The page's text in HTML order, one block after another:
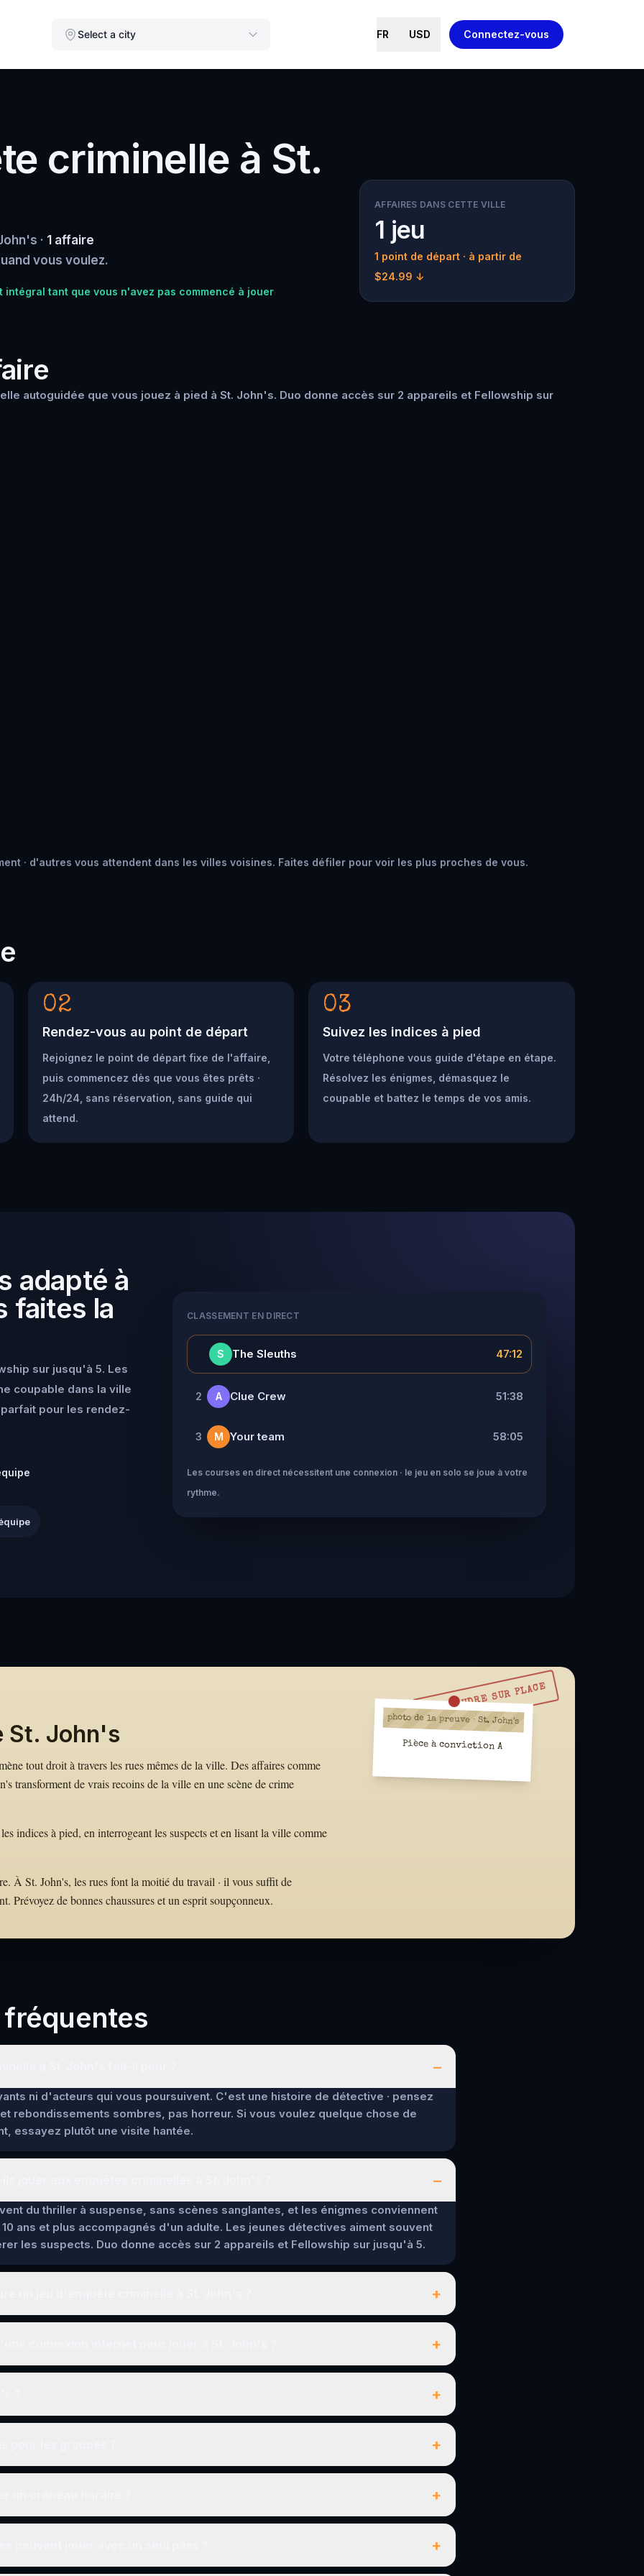
Select a city FR USD Connectez-vous
criminelle à St.
· 1 affaire
vous voulez.
intégral tant que vous n'avez pas commencé à jouer
AFFAIRES DANS CETTE VILLE
1 jeu
1 point de départ · à partir de
$24.99 ↓
autoguidée que vous jouez à pied à St. John's. Duo donne accès sur 2 appareils et Fellowship sur
· d'autres vous attendent dans les villes voisines. Faites défiler pour voir les plus proches de vous.
02
Rendez-vous au point de départ
Rejoignez le point de départ fixe de l'affaire,
puis commencez dès que vous êtes prêts ·
24h/24, sans réservation, sans guide qui
attend.
03
Suivez les indices à pied
Votre téléphone vous guide d'étape en étape.
Résolvez les énigmes, démasquez le
coupable et battez le temps de vos amis.
adapté à
faites la
sur jusqu'à 5. Les
coupable dans la ville
pour les rendez-
CLASSEMENT EN DIRECT
S The Sleuths 47:12
2 A Clue Crew 51:38
3 M Your team 58:05
Les courses en direct nécessitent une connexion · le jeu en solo se joue à votre
rythme.
À RÉSOUDRE SUR PLACE
St. John's
tout droit à travers les rues mêmes de la ville. Des affaires comme
transforment de vrais recoins de la ville en une scène de crime
indices à pied, en interrogeant les suspects et en lisant la ville comme
À St. John's, les rues font la moitié du travail · il vous suffit de
Prévoyez de bonnes chaussures et un esprit soupçonneux.
photo de la preuve · St. John's
Pièce à conviction A
–
ni d'acteurs qui vous poursuivent. C'est une histoire de détective · pensez
rebondissements sombres, pas horreur. Si vous voulez quelque chose de
essayez plutôt une visite hantée.
–
du thriller à suspense, sans scènes sanglantes, et les énigmes conviennent
ans et plus accompagnés d'un adulte. Les jeunes détectives aiment souvent
les suspects. Duo donne accès sur 2 appareils et Fellowship sur jusqu'à 5.
+
+
+
+
+
+